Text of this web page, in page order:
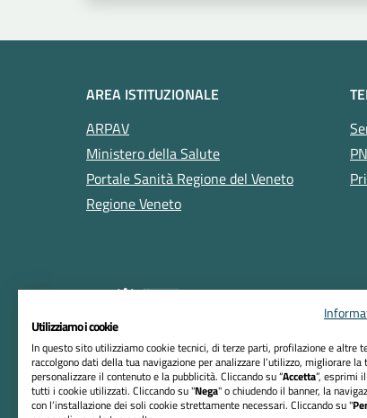
AREA ISTITUZIONALE
ARPAV
Ministero della Salute
Portale Sanità Regione del Veneto
Regione Veneto
RIFERIMENTI
Azienda ULSS n. 5 Polesana
Utilizziamo i cookie
In questo sito utilizziamo cookie tecnici, di terze parti, profilazione e altre
raccolgono dati della tua navigazione per analizzare l’utilizzo, migliorare la
personalizzare il contenuto e la pubblicità. Cliccando su “Accetta”, esprimi
tutti i cookie utilizzati. Cliccando su "Nega" o chiudendo il banner, la
con l’installazione dei soli cookie strettamente necessari. Cliccando su "